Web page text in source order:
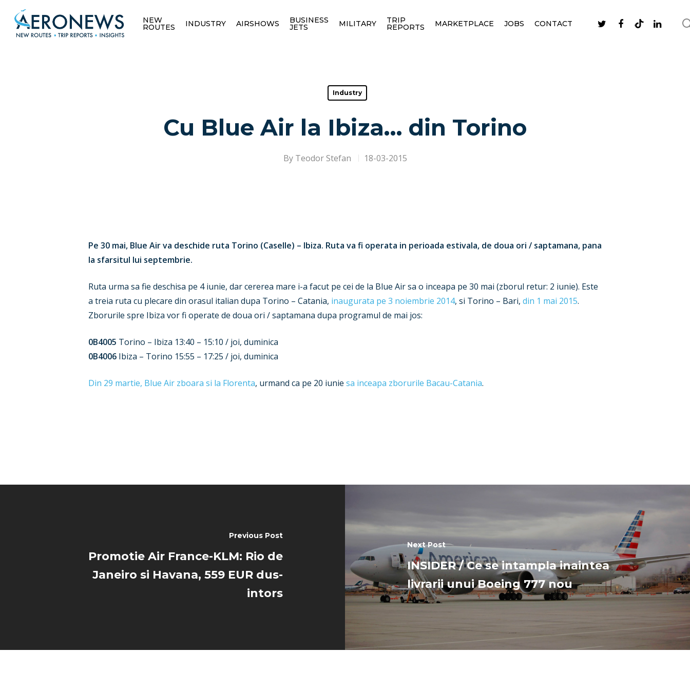
NEW
ROUTES INDUSTRY AIRSHOWS BUSINESS
JETS MILITARY TRIP
REPORTS MARKETPLACE JOBS CONTACT
Industry
Cu Blue Air la Ibiza… din Torino
By Teodor Stefan 18-03-2015
Pe 30 mai, Blue Air va deschide ruta Torino (Caselle) – Ibiza. Ruta va fi operata in perioada estivala, de doua ori / saptamana, pana
la sfarsitul lui septembrie.
Ruta urma sa fie deschisa pe 4 iunie, dar cererea mare i-a facut pe cei de la Blue Air sa o inceapa pe 30 mai (zborul retur: 2 iunie). Este
a treia ruta cu plecare din orasul italian dupa Torino – Catania, inaugurata pe 3 noiembrie 2014, si Torino – Bari, din 1 mai 2015.
Zborurile spre Ibiza vor fi operate de doua ori / saptamana dupa programul de mai jos:
0B4005 Torino – Ibiza 13:40 – 15:10 / joi, duminica
0B4006 Ibiza – Torino 15:55 – 17:25 / joi, duminica
Din 29 martie, Blue Air zboara si la Florenta, urmand ca pe 20 iunie sa inceapa zborurile Bacau-Catania.
Previous Post
Promotie Air France-KLM: Rio de
Janeiro si Havana, 559 EUR dus-
intors
Next Post
INSIDER / Ce se intampla inaintea
livrarii unui Boeing 777 nou